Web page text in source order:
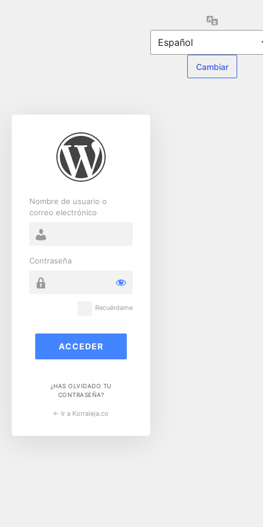
Nombre de usuario o
correo electrónico
Contraseña
Recuérdame
¿HAS OLVIDADO TU
CONTRASEÑA?
← Ir a Korraleja.co
Idioma